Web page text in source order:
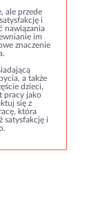
ale przede
i
nawiązania
im
znaczenie
a także
dzieci,
pracy jako
się z
która
satysfakcję i